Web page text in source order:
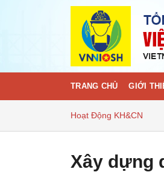
TRANG CHỦ GIỚI
Hoạt Động KH&CN
Xây dựng